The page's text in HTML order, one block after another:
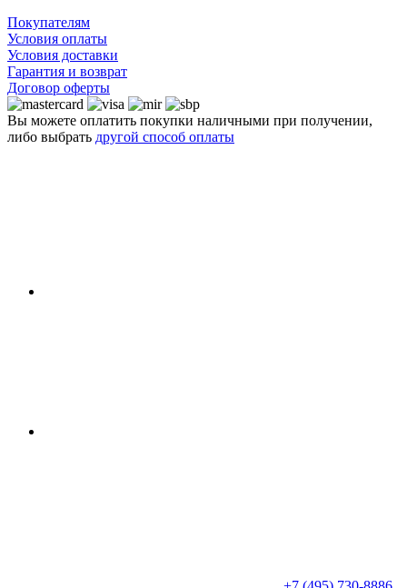
Покупателям
Условия оплаты
Условия доставки
Гарантия и возврат
Договор оферты
Вы можете оплатить покупки наличными при получении,
либо выбрать другой способ оплаты